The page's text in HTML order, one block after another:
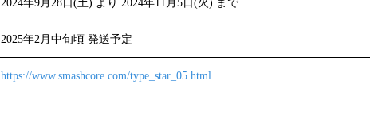
2024年9月28日(土) より 2024年11月5日(火) まで
2025年2月中旬頃 発送予定
https://www.smashcore.com/type_star_05.html